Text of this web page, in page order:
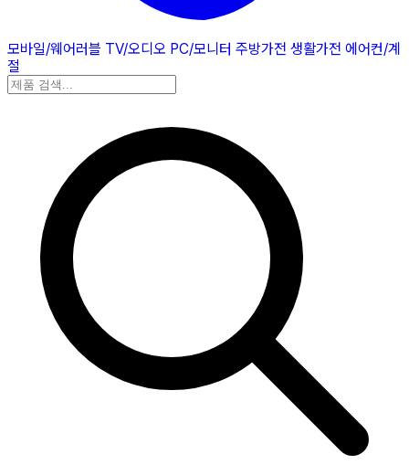
모바일/웨어러블 TV/오디오 PC/모니터 주방가전 생활가전 에어컨/계
절